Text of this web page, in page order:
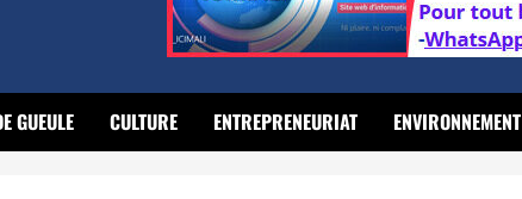
GUEULE CULTURE ENTREPRENEURIAT ENVIRONNEMENT